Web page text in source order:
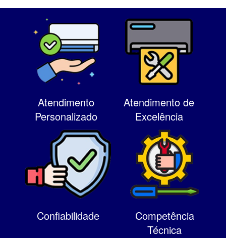
Atendimento
Personalizado
Atendimento de
Excelência
Confiabilidade
Competência
Técnica